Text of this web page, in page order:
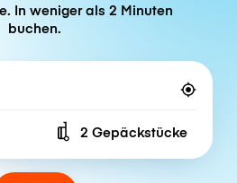
In weniger als 2 Minuten
buchen.
Number of bags
2 Gepäckstücke